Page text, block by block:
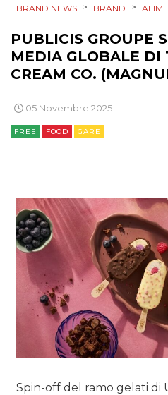
DATI
RICERCHE
PREVISIONI/SCENARI
NORMATIVE
TREND
OPINIONI
BRAND NEWS > BRAND >
PUBLICIS GROUPE
MEDIA GLOBALE DI
CREAM CO.
05 Novembre 2025
FREE FOOD GARE
Spin-off del ramo gelati di